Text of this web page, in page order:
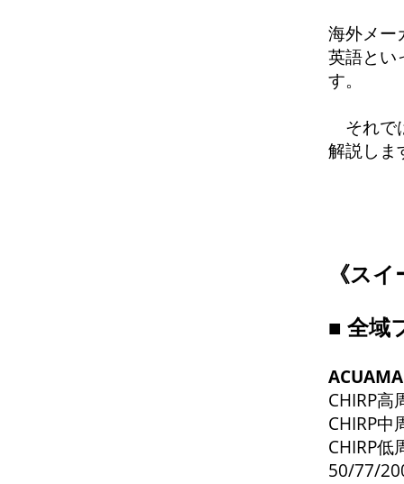
海外メ
英語とい
す。
それで
解説しま
《スイ
■ 全域
CHIRP
CHIRP
CHIRP
50/77/